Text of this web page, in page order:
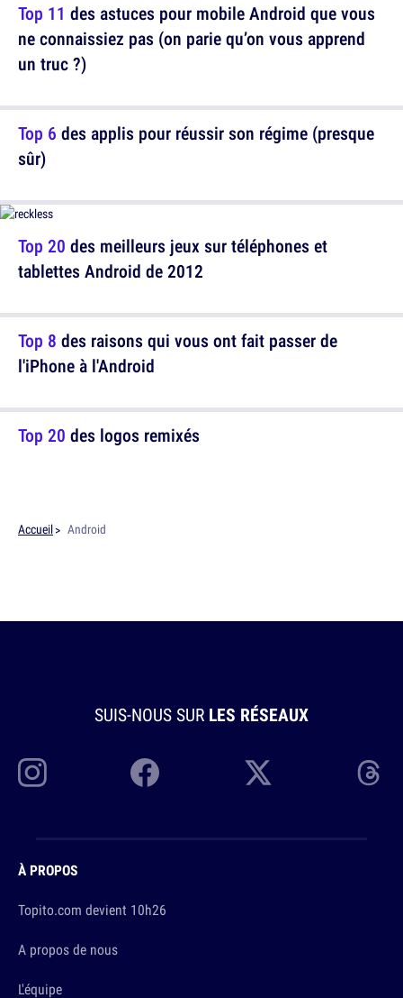
Top 6 des applis pour réussir son régime (presque
sûr)
Top 8 des raisons qui vous ont fait passer de
l'iPhone à l'Android
Top 11 des astuces pour mobile Android que vous
ne connaissiez pas (on parie qu’on vous apprend
un truc ?)
Top 20 des meilleurs jeux sur téléphones et
tablettes Android de 2012
Top 20 des logos remixés
Accueil Android
SUIS-NOUS SUR LES RÉSEAUX
À PROPOS
Topito.com devient 10h26
A propos de nous
L'équipe